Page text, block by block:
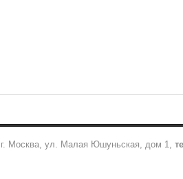
г. Москва, ул. Малая Юшуньская, дом 1,